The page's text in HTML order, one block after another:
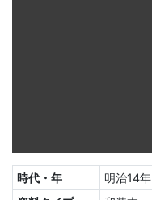
時代・年
明治14年